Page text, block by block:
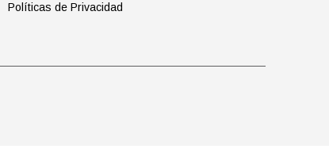
Políticas de Privacidad